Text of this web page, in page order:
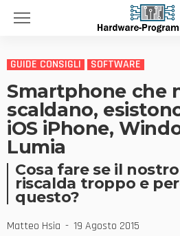
GUIDE CONSIGLI SOFTWARE
Smartphone che
scaldano,
iOS iPhone,
Lumia
Cosa fare se il
riscalda troppo e
questo?
Matteo Hsia 19 Agosto 2015